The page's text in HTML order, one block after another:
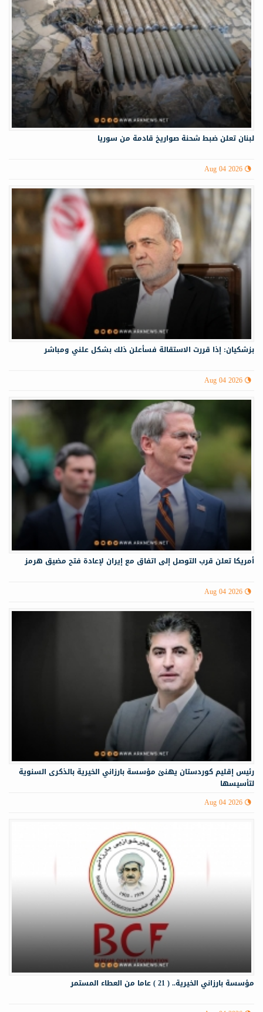
لبنان تعلن ضبط شحنة صواريخ قادمة من سوريا
Aug 04 2026
بزشكيان: إذا قررت الاستقالة فسأعلن ذلك بشكل علني ومباشر
Aug 04 2026
أمريكا تعلن قرب التوصل إلى اتفاق مع إيران لإعادة فتح مضيق هرمز
Aug 04 2026
رئيس إقليم كوردستان يهنئ مؤسسة بارزاني الخيرية بالذكرى السنوية
لتأسيسها
Aug 04 2026
مؤسسة بارزاني الخيرية.. ( 21 ) عاما من العطاء المستمر